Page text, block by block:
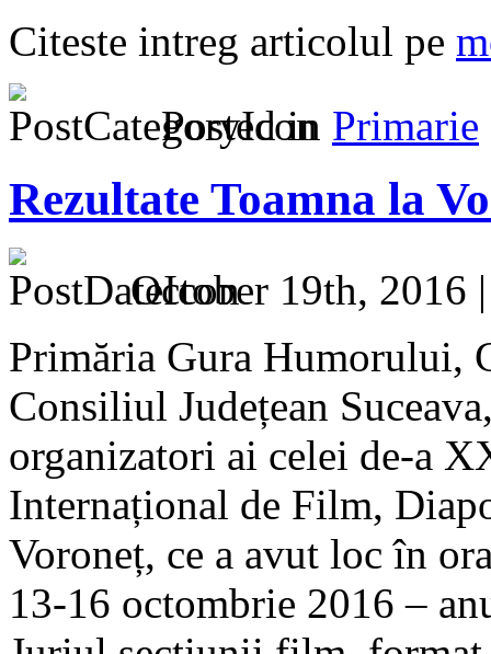
Citeste intreg articolul pe
Posted in Primarie
Rezultate Toamna la
October 19th, 2016
Primăria Gura Humorului,
Consiliul Județean
organizatori ai celei de-a
Internațional de Film,
Voroneț, ce a avut loc în
13-16 octombrie 2016 –